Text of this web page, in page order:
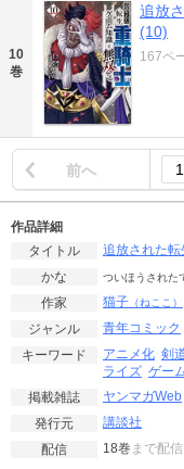
10
巻
追放
(10)
167ペ
前へ
作品詳細
タイトル
追放された
かな
ついほうされた
作家 猫子 （ねここ）
ジャンル
青年コミック
キーワード
アニメ化 剣
ライズ ゲー
掲載雑誌
ヤンマガWeb
発行元
講談社
配信
18巻 まで配信